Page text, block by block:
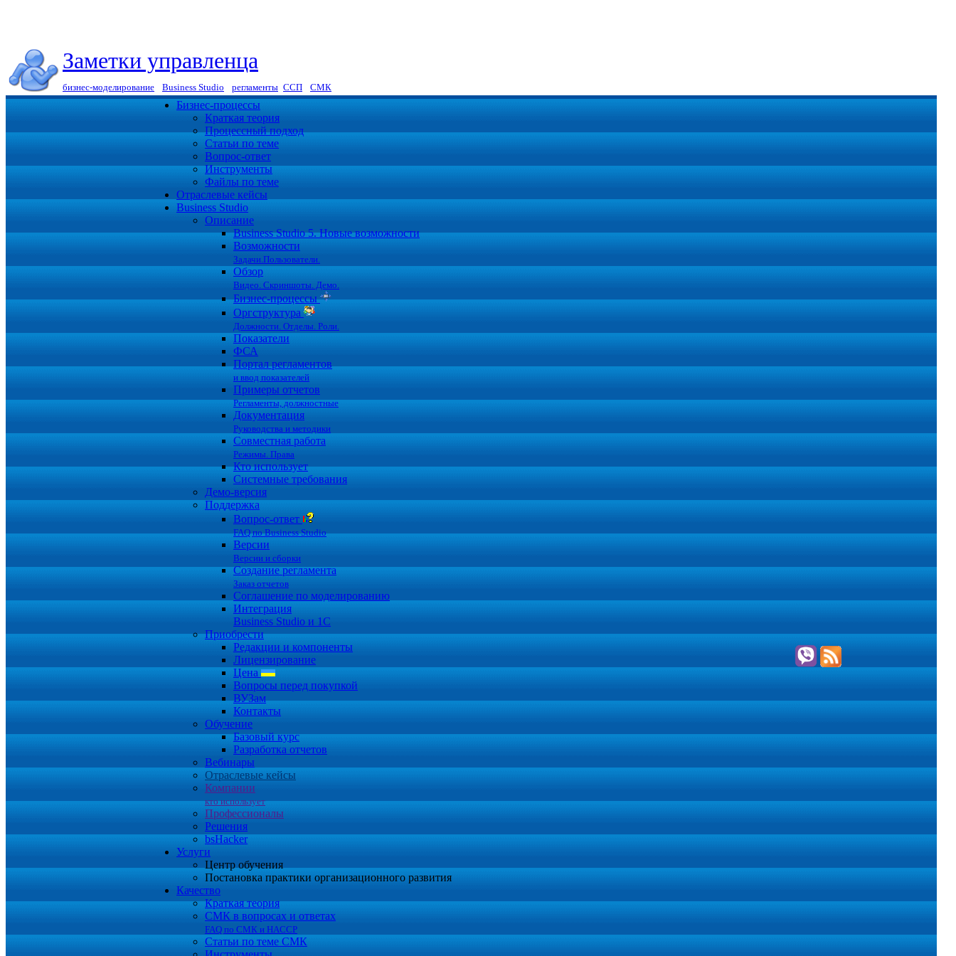
Заметки управленца
бизнес-моделирование Business Studio регламенты ССП СМК
Бизнес-процессы
Краткая теория
Процессный подход
Статьи по теме
Вопрос-ответ
Инструменты
Файлы по теме
Отраслевые кейсы
Business Studio
Описание
Business Studio 5. Новые возможности
Возможности
Задачи.Пользователи.
Обзор
Видео. Скриншоты. Демо.
Бизнес-процессы
Оргструктура
Должности. Отделы. Роли.
Показатели
ФСА
Портал регламентов
и ввод показателей
Примеры отчетов
Регламенты, должностные
Документация
Руководства и методики
Совместная работа
Режимы. Права
Кто использует
Системные требования
Демо-версия
Поддержка
Вопрос-ответ
FAQ по Business Studio
Версии
Версии и сборки
Создание регламента
Заказ отчетов
Соглашение по моделированию
Интеграция
Business Studio и 1С
Приобрести
Редакции и компоненты
Лицензирование
Цена
Вопросы перед покупкой
ВУЗам
Контакты
Обучение
Базовый курс
Разработка отчетов
Вебинары
Отраслевые кейсы
Компании
кто использует
Профессионалы
Решения
bsHacker
Услуги
Центр обучения
Постановка практики организационного развития
Качество
Краткая теория
СМК в вопросах и ответах
FAQ по СМК и HACCP
Статьи по теме СМК